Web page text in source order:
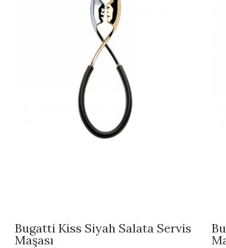
Bugatti Kiss Siyah Salata Servis
Maşası